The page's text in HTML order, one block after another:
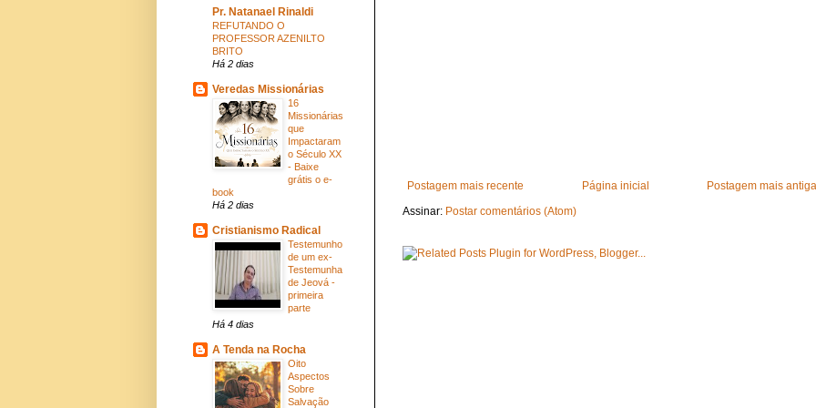
Postagem mais recente Postagem mais antiga
Página inicial
Assinar: Postar comentários (Atom)
Pr. Natanael Rinaldi
REFUTANDO O
PROFESSOR AZENILTO
BRITO
Há 2 dias
Veredas Missionárias
16
Missionárias
que
Impactaram
o Século XX
- Baixe
grátis o e-
book
Há 2 dias
Cristianismo Radical
Testemunho
de um ex-
Testemunha
de Jeová -
primeira
parte
Há 4 dias
A Tenda na Rocha
Oito
Aspectos
Sobre
Salvação